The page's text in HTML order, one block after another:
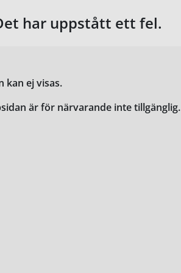
har uppstått ett fel.
kan ej visas.
är för närvarande inte tillgänglig.